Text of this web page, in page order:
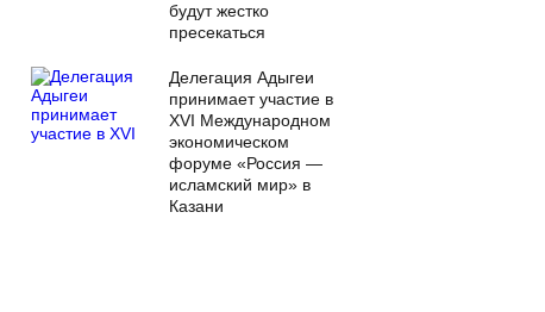
будут жестко
пресекаться
Делегация Адыгеи
принимает участие в
XVI Международном
экономическом
форуме «Россия —
исламский мир» в
Казани